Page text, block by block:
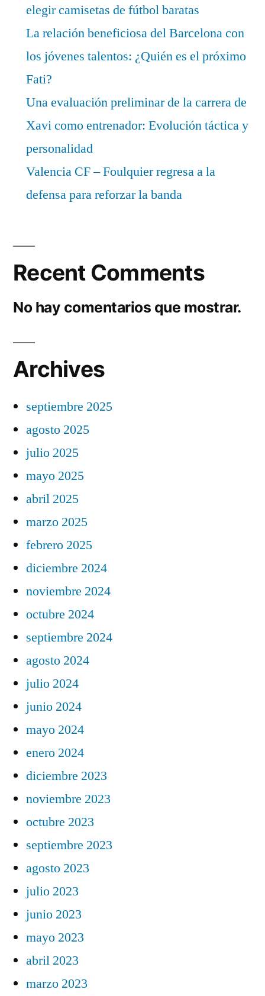
elegir camisetas de fútbol baratas
La relación beneficiosa del Barcelona con
los jóvenes talentos: ¿Quién es el próximo
Fati?
Una evaluación preliminar de la carrera de
Xavi como entrenador: Evolución táctica y
personalidad
Valencia CF – Foulquier regresa a la
defensa para reforzar la banda
Recent Comments
No hay comentarios que mostrar.
Archives
septiembre 2025
agosto 2025
julio 2025
mayo 2025
abril 2025
marzo 2025
febrero 2025
diciembre 2024
noviembre 2024
octubre 2024
septiembre 2024
agosto 2024
julio 2024
junio 2024
mayo 2024
enero 2024
diciembre 2023
noviembre 2023
octubre 2023
septiembre 2023
agosto 2023
julio 2023
junio 2023
mayo 2023
abril 2023
marzo 2023